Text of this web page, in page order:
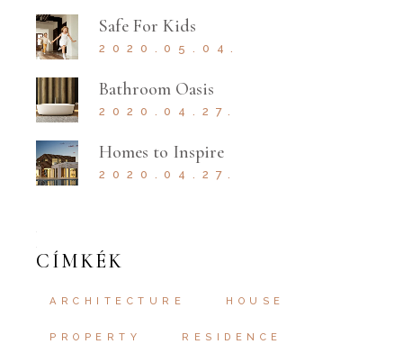
Safe For Kids
2020.05.04.
Bathroom Oasis
2020.04.27.
Homes to Inspire
2020.04.27.
CÍMKÉK
ARCHITECTURE HOUSE
PROPERTY RESIDENCE